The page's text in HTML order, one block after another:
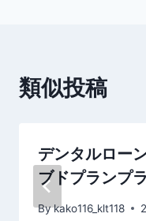
ー
ョ
ン
類似投稿
デンタルロー
ブドプランプ
Bykako116_klt118